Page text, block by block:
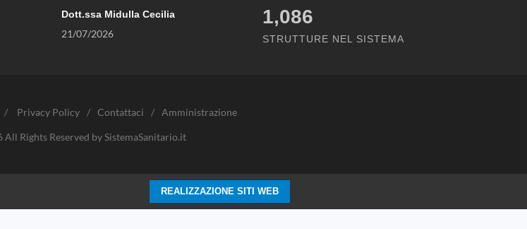
Dott.ssa Midulla Cecilia
21/07/2026
1,086
STRUTTURE NEL SISTEMA
/ Privacy Policy / Contattaci / Amministrazione
Rights Reserved by SistemaSanitario.it
REALIZZAZIONE SITI WEB